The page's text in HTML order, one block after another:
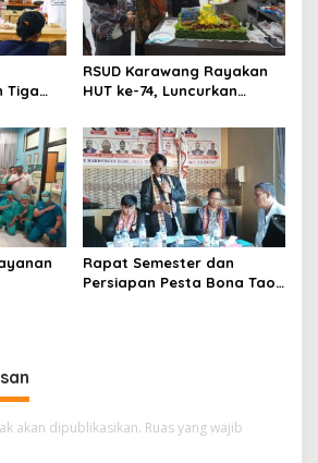
Tiga
RSUD Karawang Rayakan
HUT ke-74, Luncurkan
untuk Tingkatkan
Pelayanan Kesehatan
Rapat Semester dan
Persiapan Pesta Bona Taon
akan dipublikasikan. Ruas yang wajib